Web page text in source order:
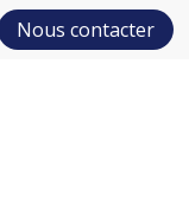
Nous contacter